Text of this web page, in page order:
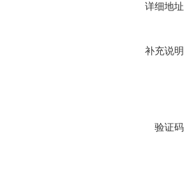
详细地址
补充说明
验证码